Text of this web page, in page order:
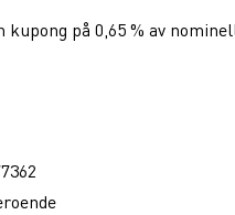
kupong på 0,65 % av